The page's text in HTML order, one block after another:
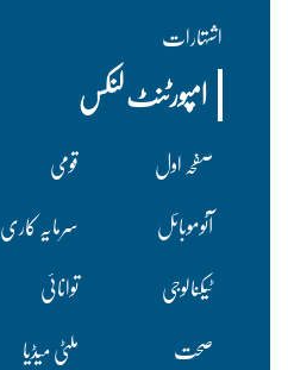
اشتہارات
امپورٹنٹ لنکس
صفحہ اول قومی
آٹوموبائل
سرمایہ کاری
ٹیکنالوجی
توانائی
صحت
ملٹی میڈیا